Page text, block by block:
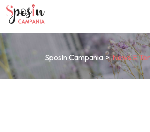
SposIn Campania >News E